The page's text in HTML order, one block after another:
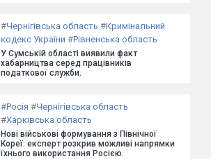
#Чернігівська область #Кримінальний
кодекс України #Рівненська область
У Сумській області виявили факт
хабарництва серед працівників
податкової служби.
#Росія #Чернігівська область
#Харківська область
Нові військові формування з Північної
Кореї: експерт розкрив можливі напрямки
їхнього використання Росією.